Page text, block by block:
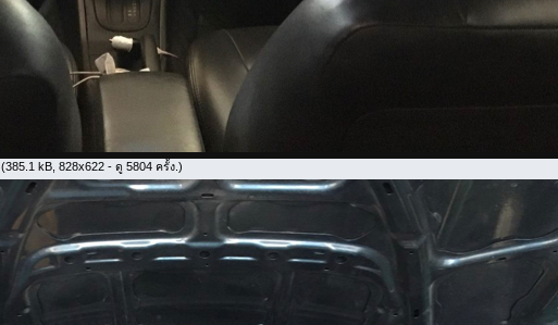
(385.1 kB, 828x622 - ดู 5804 ครั้ง.)